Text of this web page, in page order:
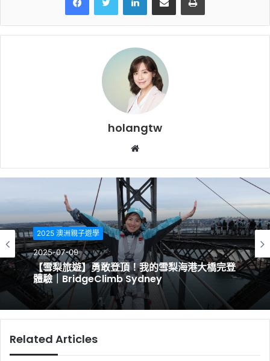
holangtw
Website
2025 澳洲親子遊學
2025-07-09
【雪梨旅遊】勇敢登頂！我的雪梨海港大橋完登
體驗｜BridgeClimb Sydney
Related Articles